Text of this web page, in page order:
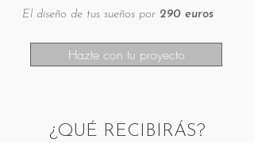
El diseño de tus sueños por 290 euros
Hazte con tu proyecto
¿QUÉ RECIBIRÁS?